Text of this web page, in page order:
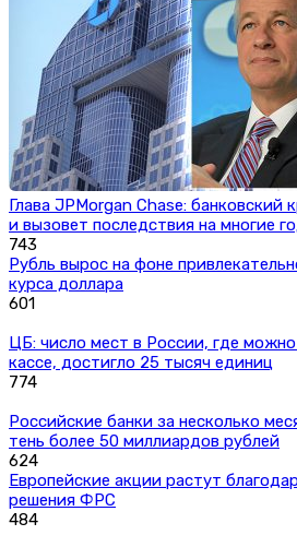
Глава JPMorgan Chase: банковский
и вызовет последствия на многие
743
Рубль вырос на фоне
курса доллара
601
ЦБ: число мест в России, где можно
кассе, достигло 25 тысяч единиц
774
Российские банки за несколько
тень более 50 миллиардов рублей
624
Европейские акции растут
решения ФРС
484